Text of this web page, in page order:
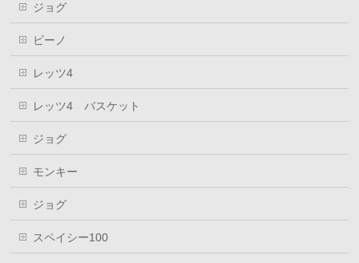
ジョグ
ビーノ
レッツ4
レッツ4 バスケット
ジョグ
モンキー
ジョグ
スペイシー100